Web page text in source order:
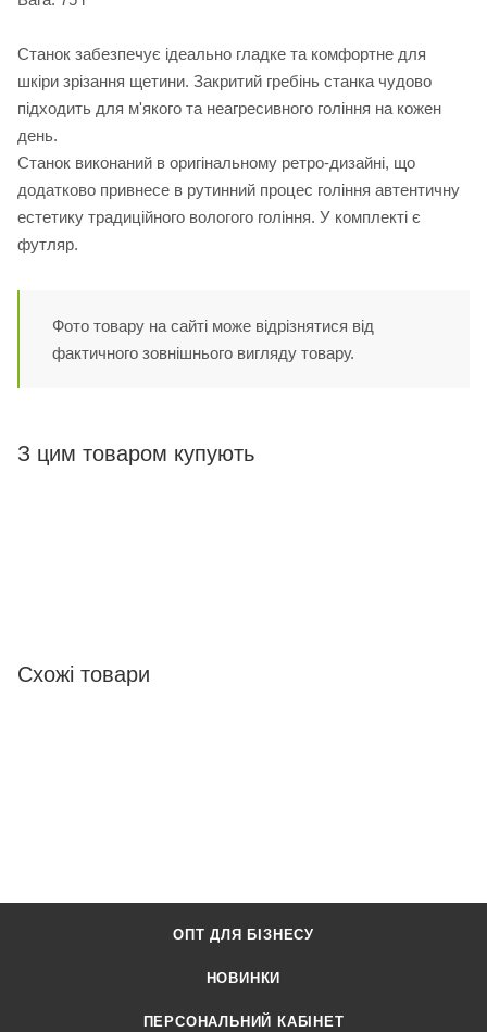
Станок забезпечує ідеально гладке та комфортне для
шкіри зрізання щетини. Закритий гребінь станка чудово
підходить для м'якого та неагресивного гоління на кожен
день.
Станок виконаний в оригінальному ретро-дизайні, що
додатково привнесе в рутинний процес гоління автентичну
естетику традиційного вологого гоління. У комплекті є
футляр.
Фото товару на сайті може відрізнятися від
фактичного зовнішнього вигляду товару.
З цим товаром купують
Схожі товари
ОПТ ДЛЯ БІЗНЕСУ
НОВИНКИ
ПЕРСОНАЛЬНИЙ КАБІНЕТ